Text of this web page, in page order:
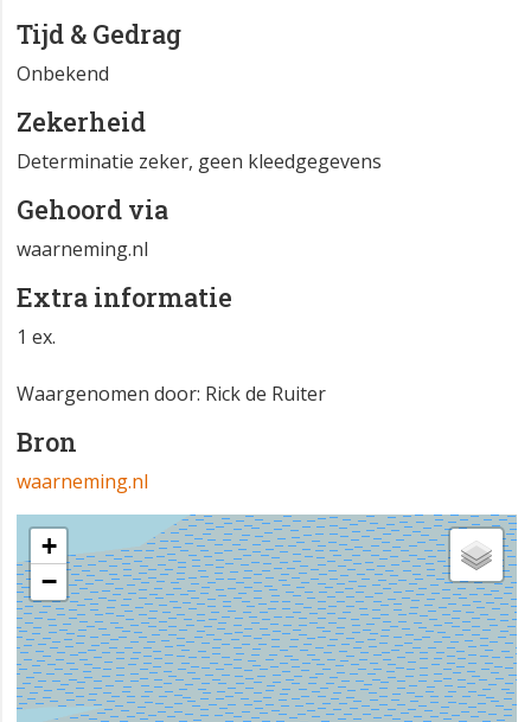
Tijd & Gedrag
Onbekend
Zekerheid
Determinatie zeker, geen kleedgegevens
Gehoord via
waarneming.nl
Extra informatie
1 ex.
Waargenomen door: Rick de Ruiter
Bron
waarneming.nl
+
−